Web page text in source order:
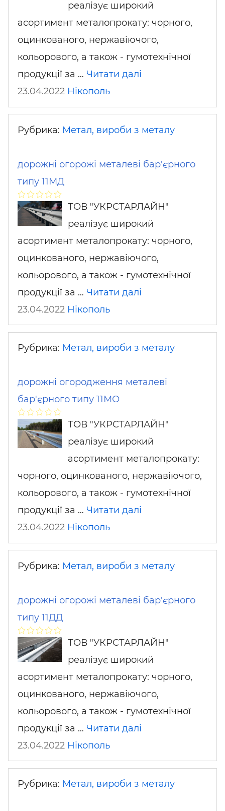
реалізує широкий
асортимент металопрокату: чорного,
оцинкованого, нержавіючого,
кольорового, а також - гумотехнічної
продукції за … Читати далі
23.04.2022 Нікополь
Рубрика: Метал, вироби з металу
дорожні огорожі металеві бар'єрного
типу 11МД
ТОВ "УКРСТАРЛАЙН"
реалізує широкий
асортимент металопрокату: чорного,
оцинкованого, нержавіючого,
кольорового, а також - гумотехнічної
продукції за … Читати далі
23.04.2022 Нікополь
Рубрика: Метал, вироби з металу
дорожні огородження металеві
бар'єрного типу 11МО
ТОВ "УКРСТАРЛАЙН"
реалізує широкий
асортимент металопрокату:
чорного, оцинкованого, нержавіючого,
кольорового, а також - гумотехнічної
продукції за … Читати далі
23.04.2022 Нікополь
Рубрика: Метал, вироби з металу
дорожні огорожі металеві бар'єрного
типу 11ДД
ТОВ "УКРСТАРЛАЙН"
реалізує широкий
асортимент металопрокату: чорного,
оцинкованого, нержавіючого,
кольорового, а також - гумотехнічної
продукції за … Читати далі
23.04.2022 Нікополь
Рубрика: Метал, вироби з металу